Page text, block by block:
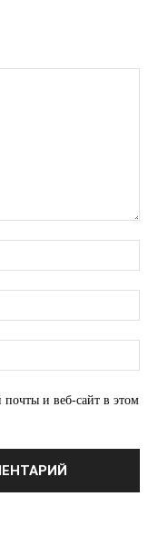
почты и веб-сайт в этом